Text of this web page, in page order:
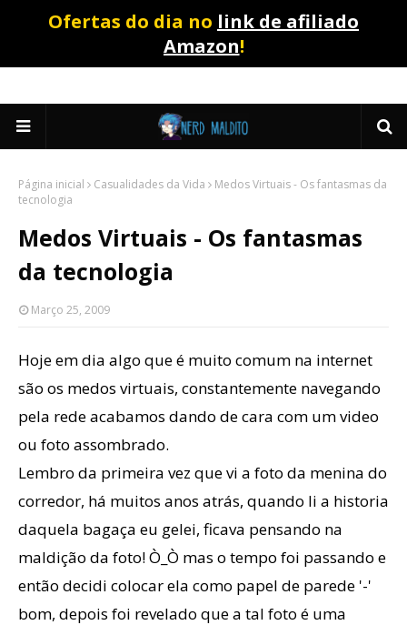
Ofertas do dia no link de afiliado
Amazon!
Página inicial Casualidades da Vida
Medos Virtuais - Os fantasmas da
tecnologia
Medos Virtuais - Os fantasmas
da tecnologia
Março 25, 2009
Hoje em dia algo que é muito comum na internet
são os medos virtuais, constantemente navegando
pela rede acabamos dando de cara com um video
ou foto assombrado.
Lembro da primeira vez que vi a foto da menina do
corredor, há muitos anos atrás, quando li a historia
daquela bagaça eu gelei, ficava pensando na
maldição da foto! Ò_Ò mas o tempo foi passando e
então decidi colocar ela como papel de parede '-'
bom, depois foi revelado que a tal foto é uma